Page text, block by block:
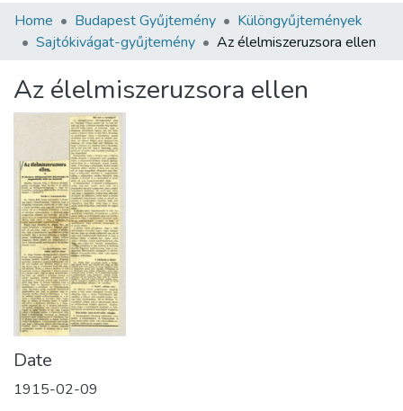
Communities & Collections
Statistics
About us
Home Budapest Gyűjtemény
Különgyűjtemények
Sajtókivágat-gyűjtemény
Az élelmiszeruzsora ellen
Az élelmiszeruzsora ellen
Date
1915-02-09